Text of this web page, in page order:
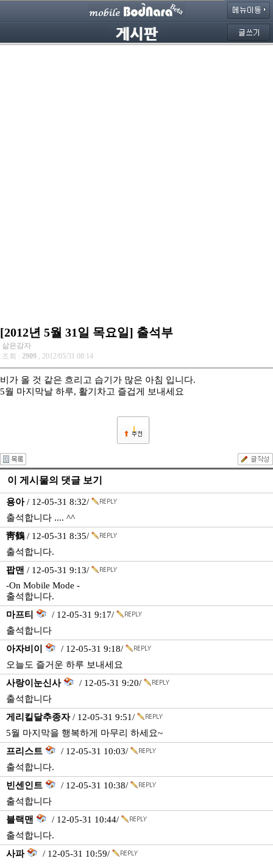
[2012년 5월 31일 목요일] 출석부
삶은감자
조회 : 2909 , 2012/05/31 08:14
비가 올 것 같은 흐리고 습기가 많은 아침 입니다.
5월 마지막날 하루, 활기차고 즐겁게 보내세요
1
이 게시물의 댓글 보기
용아/ 12-05-31 8:32/
출석합니다 .... ^^
靑鶴 / 12-05-31 8:35/
출석합니다.
팝맨 / 12-05-31 9:13/
-On Mobile Mode -
출석합니다.
마프티
/ 12-05-31 9:17/
출석합니다
아자비이
/ 12-05-31 9:18/
오늘도 즐거운 하루 보내세요
사랑이눈신사
/ 12-05-31 9:20/
출석합니다
게리킬달추종자/ 12-05-31 9:51/
5월 마지막을 행복하게 마무리 하세요~
프리스트
/ 12-05-31 10:03/
출석합니다.
빈센인트
/ 12-05-31 10:38/
출석합니다
블랙맨
/ 12-05-31 10:44/
출석합니다.
사파
/ 12-05-31 10:59/